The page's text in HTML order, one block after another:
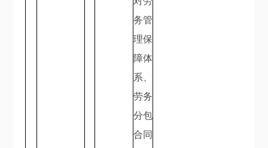
务管
理保
障体
系、
劳务
分包
合同